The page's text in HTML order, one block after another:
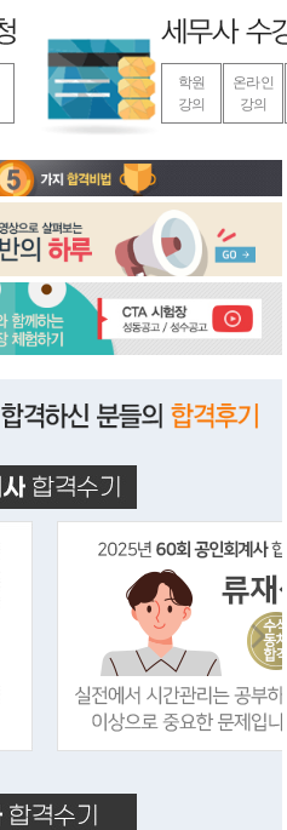
학원
강의
온라인
강의